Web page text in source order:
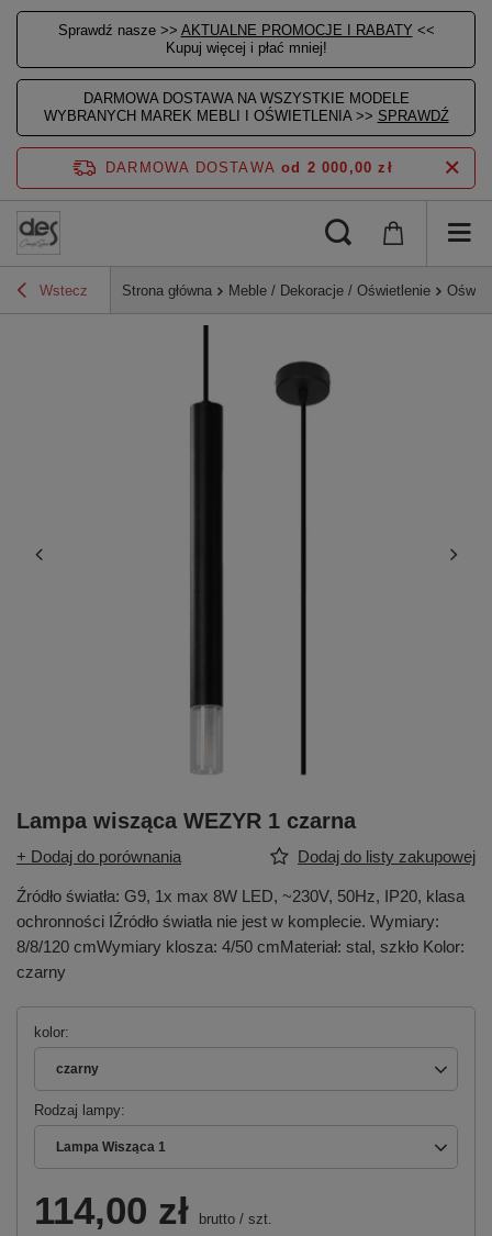
Sprawdź nasze >> AKTUALNE PROMOCJE I RABATY <<
Kupuj więcej i płać mniej!
DARMOWA DOSTAWA NA WSZYSTKIE MODELE
WYBRANYCH MAREK MEBLI I OŚWIETLENIA >> SPRAWDŹ
DARMOWA DOSTAWA od 2 000,00 zł
Wstecz Strona główna Meble / Dekoracje / Oświetlenie
Lampa wisząca WEZYR 1 czarna
+ Dodaj do porównania Dodaj do listy zakupowej
Źródło światła: G9, 1x max 8W LED, ~230V, 50Hz, IP20, klasa
ochronności IŹródło światła nie jest w komplecie. Wymiary:
8/8/120 cmWymiary klosza: 4/50 cmMateriał: stal, szkło Kolor:
czarny
kolor
czarny
Rodzaj lampy
Lampa Wisząca 1
114,00 zł brutto / szt.